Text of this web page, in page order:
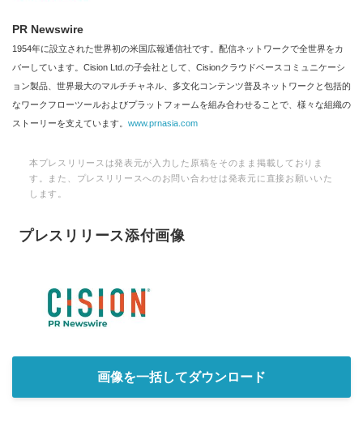
PR Newswire
1954年に設立された世界初の米国広報通信社です。配信ネットワークで全世界をカ
バーしています。Cision Ltd.の子会社として、Cisionクラウドベースコミュニケーシ
ョン製品、世界最大のマルチチャネル、多文化コンテンツ普及ネットワークと包括的
なワークフローツールおよびプラットフォームを組み合わせることで、様々な組織の
ストーリーを支えています。 www.prnasia.com
本プレスリリースは発表元が入力した原稿をそのまま掲載しておりま
す。また、プレスリリースへのお問い合わせは発表元に直接お願いいた
します。
プレスリリース添付画像
画像を一括してダウンロード